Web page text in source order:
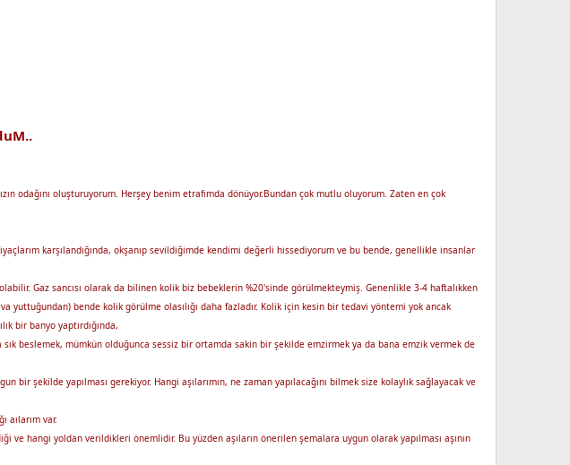
odağını oluşturuyorum. Herşey benim etrafımda dönüyor.Bundan çok mutlu oluyorum. Zaten en çok
karşılandığında, okşanıp sevildiğimde kendimi değerli hissediyorum ve bu bende, genellikle insanlar
Gaz sancısı olarak da bilinen kolik biz bebeklerin %20'sinde görülmekteymiş. Genenlikle 3-4 haftalıkken
bende kolik görülme olasılığı daha fazladır. Kolik için kesin bir tedavi yöntemi yok ancak
bir banyo yaptırdığında,
beslemek, mümkün olduğunca sessiz bir ortamda sakin bir şekilde emzirmek ya da bana emzik vermek de
bir şekilde yapılması gerekiyor. Hangi aşılarımın, ne zaman yapılacağını bilmek size kolaylık sağlayacak ve
aılarım var.
hangi yoldan verildikleri önemlidir. Bu yüzden aşıların önerilen şemalara uygun olarak yapılması aşının